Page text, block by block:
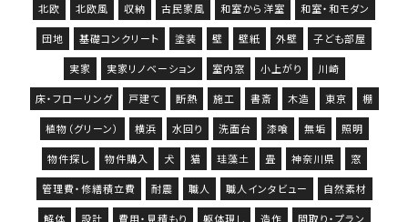
北欧 北欧風 収納 古民家風 和室から洋室 和室・和モダン
団地 基礎コンクリート 塗装 壁 壁紙 外壁 子ども部屋
実家 実家リノベーション 室内窓 小上がり 川崎
床・フローリング 戸建て 断熱 施工 書斎 木造 東京 棚
植物（グリーン） 横浜 水回り 洗面台 漆喰 無垢 照明
物件探し 物件購入 犬 猫 珪藻土 畳 神奈川県 窓
管理費・修繕積立費 耐震 職人 職人インタビュー 自然素材
解体 設計 費用・見積もり 躯体現し 造作 間取り・プラン